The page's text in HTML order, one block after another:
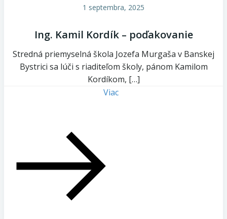
1 septembra, 2025
Ing. Kamil Kordík – poďakovanie
Stredná priemyselná škola Jozefa Murgaša v Banskej
Bystrici sa lúči s riaditeľom školy, pánom Kamilom
Kordíkom, […]
Viac